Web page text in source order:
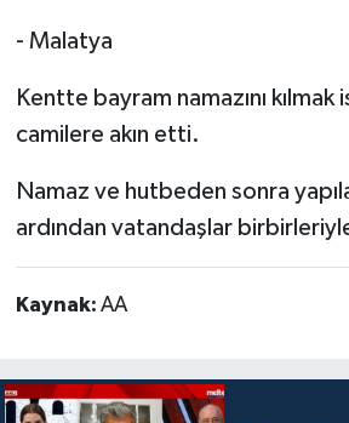
- Malatya
Kentte bayram namazını
camilere akın etti.
Namaz ve hutbeden sonra
ardından vatandaşlar
Kaynak: AA